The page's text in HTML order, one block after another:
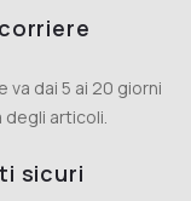
va dai 5 ai 20 giorni
degli articoli.
sicuri